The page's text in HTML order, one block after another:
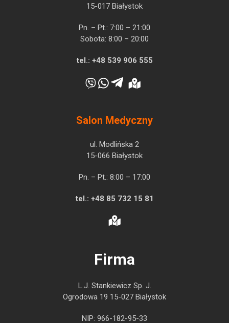
15-017 Białystok
Pn. – Pt.: 7:00 – 21:00
Sobota: 8:00 – 20:00
tel.: +48 539 906 555
Salon Medyczny
ul. Modlińska 2
15-066 Białystok
Pn. – Pt.: 8:00 – 17:00
tel.: +48 85 732 15 81
Firma
L.J. Stankiewicz Sp. J.
Ogrodowa 19 15-027 Białystok
NIP: 966-182-95-33